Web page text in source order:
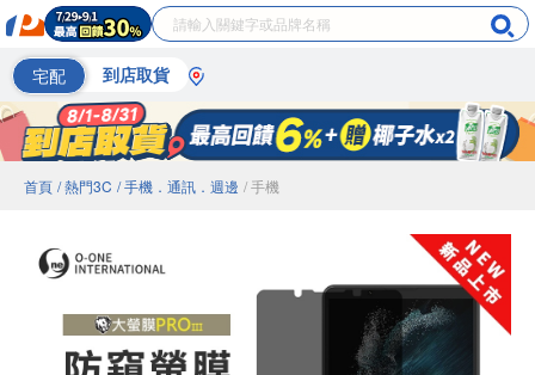
宅配 到店取貨
首頁 / 熱門3C / 手機．通訊．週邊 / 手機